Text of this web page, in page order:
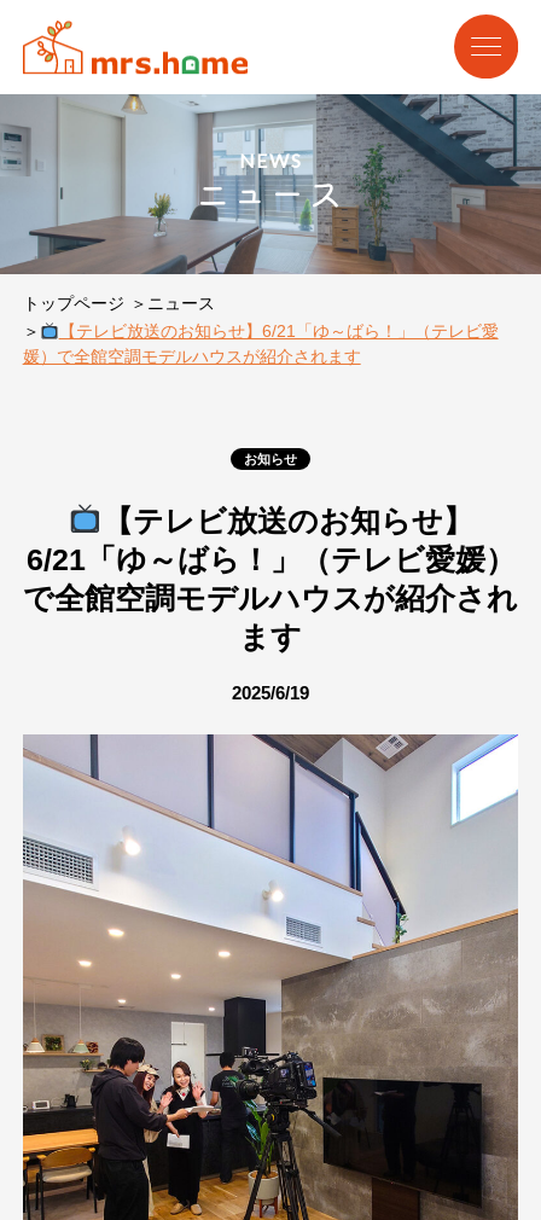
NEWS
ニュース
トップページ
ニュース
【テレビ放送のお知らせ】6/21「ゆ～ばら！」（テレビ愛
媛）で全館空調モデルハウスが紹介されます
お知らせ
【テレビ放送のお知らせ】
6/21「ゆ～ばら！」（テレビ愛媛）
で全館空調モデルハウスが紹介され
ます
2025/6/19